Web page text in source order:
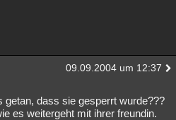
09.09.2004 um 12:37
getan, dass sie gesperrt wurde???
es weitergeht mit ihrer freundin.